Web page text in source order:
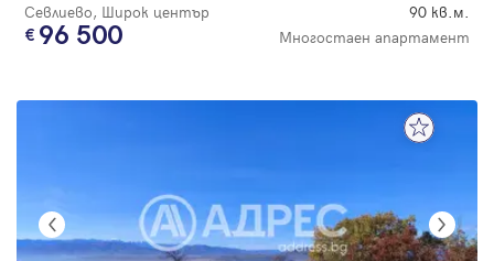
Севлиево, Широк център 90 кв.м.
96 500 Многостаен апартамент